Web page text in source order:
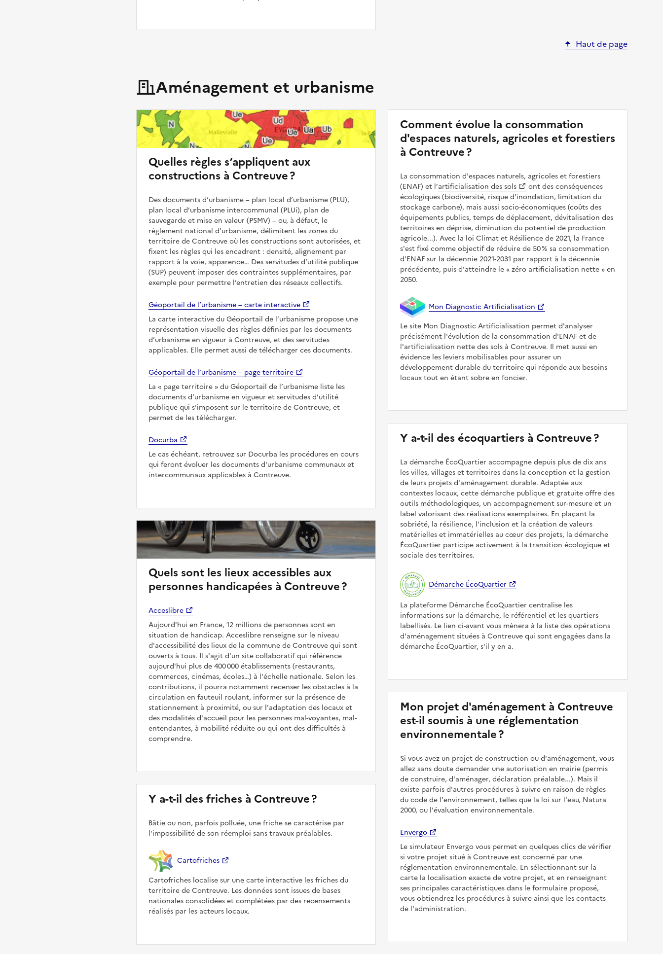
Haut de page
Aménagement et urbanisme
Quelles règles s’appliquent aux
constructions à Contreuve ?
Des documents d’urbanisme – plan local d’urbanisme (PLU),
plan local d’urbanisme intercommunal (PLUi), plan de
sauvegarde et mise en valeur (PSMV) – ou, à défaut, le
règlement national d’urbanisme, délimitent les zones du
territoire de Contreuve où les constructions sont autorisées, et
fixent les règles qui les encadrent : densité, alignement par
rapport à la voie, apparence… Des servitudes d’utilité publique
(SUP) peuvent imposer des contraintes supplémentaires, par
exemple pour permettre l’entretien des réseaux collectifs.
Géoportail de l’urbanisme – carte interactive
La carte interactive du Géoportail de l’urbanisme propose une
représentation visuelle des règles définies par les documents
d’urbanisme en vigueur à Contreuve, et des servitudes
applicables. Elle permet aussi de télécharger ces documents.
Géoportail de l’urbanisme – page territoire
La
page territoire
du Géoportail de l’urbanisme liste les
documents d’urbanisme en vigueur et servitudes d’utilité
publique qui s’imposent sur le territoire de Contreuve, et
permet de les télécharger.
Docurba
Le cas échéant, retrouvez sur Docurba les procédures en cours
qui feront évoluer les documents d'urbanisme communaux et
intercommunaux applicables à Contreuve.
Quels sont les lieux accessibles aux
personnes handicapées à Contreuve ?
Acceslibre
Aujourd'hui en France, 12 millions de personnes sont en
situation de handicap. Acceslibre renseigne sur le niveau
d'accessibilité des lieux de la commune de Contreuve qui sont
ouverts à tous. Il s'agit d'un site collaboratif qui référence
aujourd'hui plus de 400 000 établissements (restaurants,
commerces, cinémas, écoles…) à l'échelle nationale. Selon les
contributions, il pourra notamment recenser les obstacles à la
circulation en fauteuil roulant, informer sur la présence de
stationnement à proximité, ou sur l'adaptation des locaux et
des modalités d'accueil pour les personnes mal-voyantes, mal-
entendantes, à mobilité réduite ou qui ont des difficultés à
comprendre.
Y a-t-il des friches à Contreuve ?
Bâtie ou non, parfois polluée, une friche se caractérise par
l'impossibilité de son réemploi sans travaux préalables.
Cartofriches
Cartofriches localise sur une carte interactive les friches du
territoire de Contreuve. Les données sont issues de bases
nationales consolidées et complétées par des recensements
réalisés par les acteurs locaux.
Comment évolue la consommation
d'espaces naturels, agricoles et forestiers
à Contreuve ?
La consommation d'espaces naturels, agricoles et forestiers
(ENAF) et l’artificialisation des sols
ont des conséquences
écologiques (biodiversité, risque d'inondation, limitation du
stockage carbone), mais aussi socio-économiques (coûts des
équipements publics, temps de déplacement, dévitalisation des
territoires en déprise, diminution du potentiel de production
agricole...). Avec la loi Climat et Résilience de 2021, la France
s'est fixé comme objectif de réduire de 50 % sa consommation
d'ENAF sur la décennie 2021-2031 par rapport à la décennie
précédente, puis d'atteindre le zéro artificialisation nette en
2050.
Mon Diagnostic Artificialisation
Le site Mon Diagnostic Artificialisation permet d'analyser
précisément l'évolution de la consommation d'ENAF et de
l'artificialisation nette des sols à Contreuve. Il met aussi en
évidence les leviers mobilisables pour assurer un
développement durable du territoire qui réponde aux besoins
locaux tout en étant sobre en foncier.
Y a-t-il des écoquartiers à Contreuve ?
La démarche ÉcoQuartier accompagne depuis plus de dix ans
les villes, villages et territoires dans la conception et la gestion
de leurs projets d'aménagement durable. Adaptée aux
contextes locaux, cette démarche publique et gratuite offre des
outils méthodologiques, un accompagnement sur-mesure et un
label valorisant des réalisations exemplaires. En plaçant la
sobriété, la résilience, l'inclusion et la création de valeurs
matérielles et immatérielles au cœur des projets, la démarche
ÉcoQuartier participe activement à la transition écologique et
sociale des territoires.
Démarche ÉcoQuartier
La plateforme Démarche ÉcoQuartier centralise les
informations sur la démarche, le référentiel et les quartiers
labellisés. Le lien ci-avant vous mènera à la liste des opérations
d'aménagement situées à Contreuve qui sont engagées dans la
démarche ÉcoQuartier, s'il y en a.
Mon projet d'aménagement à Contreuve
est-il soumis à une réglementation
environnementale ?
Si vous avez un projet de construction ou d'aménagement, vous
allez sans doute demander une autorisation en mairie (permis
de construire, d'aménager, déclaration préalable...). Mais il
existe parfois d'autres procédures à suivre en raison de règles
du code de l'environnement, telles que la loi sur l'eau, Natura
2000, ou l'évaluation environnementale.
Envergo
Le simulateur Envergo vous permet en quelques clics de vérifier
si votre projet situé à Contreuve est concerné par une
réglementation environnementale. En sélectionnant sur la
carte la localisation exacte de votre projet, et en renseignant
ses principales caractéristiques dans le formulaire proposé,
vous obtiendrez les procédures à suivre ainsi que les contacts
de l'administration.